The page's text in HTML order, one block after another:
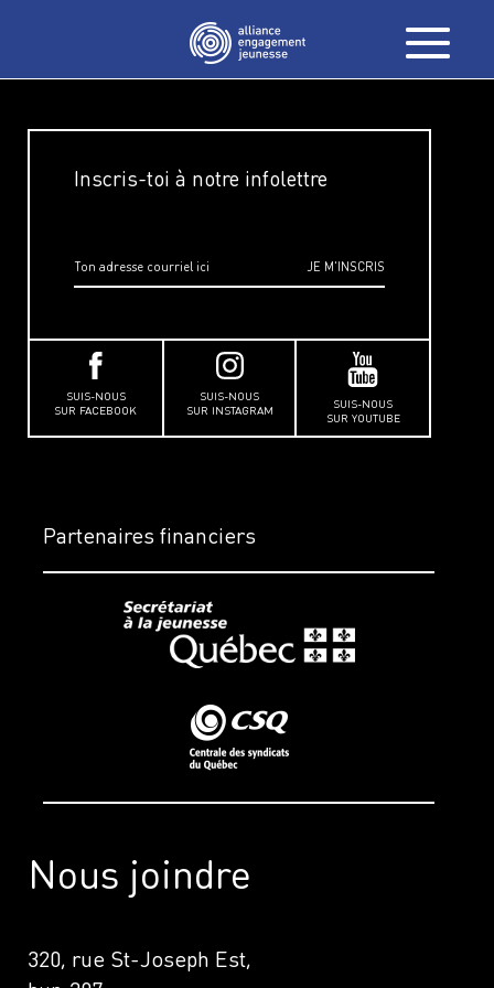
Inscris-toi à notre infolettre
SUIS-NOUS
SUR FACEBOOK
SUIS-NOUS
SUR INSTAGRAM
SUIS-NOUS
SUR YOUTUBE
Nous joindre
320, rue St-Joseph Est,
Partenaires financiers